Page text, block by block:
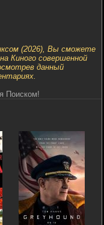
(2026), Вы сможете
Киного совершенной
данный
Поиском!